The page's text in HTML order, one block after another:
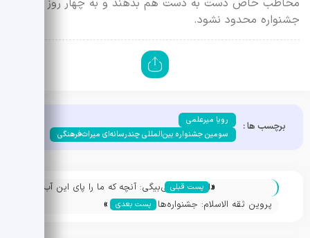
جشنواره محدود نشود.
برچسب ها :
رویا میرعلمی
سومین جشنواره بین‌المللی چندرسانه‌ای میراث‌فرهنگی
« پست قبلی
داوود فتحعلی‌بیگی: آنچه که ما را پای این آب
و خاک نگه می‌دارد خرده فرهنگ‌هاست
پروین ثقه الاسلام: جشنواره‌ها باید برای
پست بعدی »